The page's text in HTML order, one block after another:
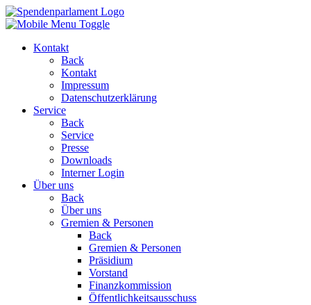
Kontakt
Back
Kontakt
Impressum
Datenschutzerklärung
Service
Back
Service
Presse
Downloads
Interner Login
Über uns
Back
Über uns
Gremien & Personen
Back
Gremien & Personen
Präsidium
Vorstand
Finanzkommission
Öffentlichkeitsausschuss